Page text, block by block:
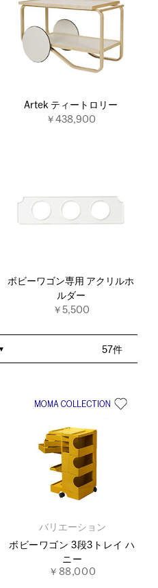
Artek ティートロリー
￥438,900
ボビーワゴン専用 アクリルホ
ルダー
￥5,500
57件
バリエーション
ボビーワゴン 3段3トレイ ハ
ニー
￥88,000